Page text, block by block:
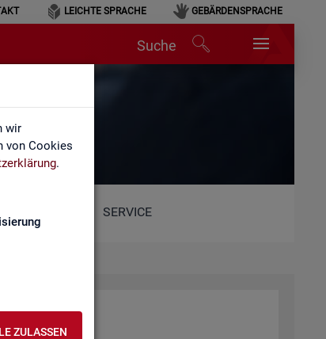
wir
von Cookies
.
ZULASSEN
LEICHTE SPRACHE GEBÄRDENSPRACHE
Suche
SERVICE